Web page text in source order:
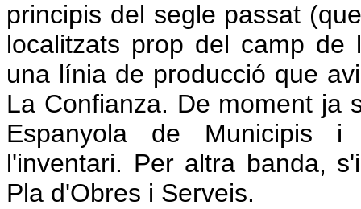
principis del segle passat
localitzats prop del camp
una línia de producció que
La Confianza. De moment ja
Espanyola de Municipis i
l'inventari. Per altra banda,
Pla d'Obres i Serveis.